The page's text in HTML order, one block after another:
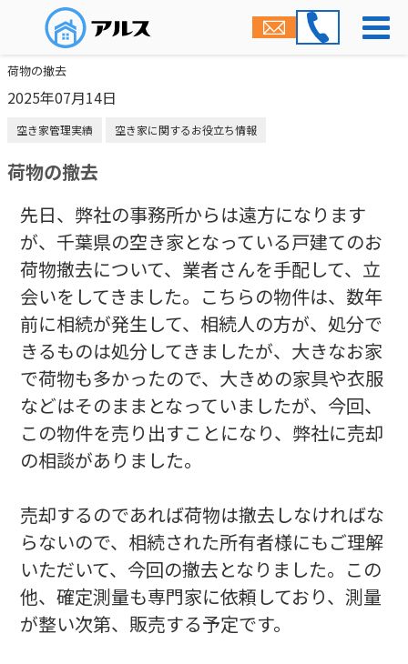
荷物の撤去
2025年07月14日
空き家管理実績 空き家に関するお役立ち情報
荷物の撤去
先日、弊社の事務所からは遠方になります
が、千葉県の空き家となっている戸建てのお
荷物撤去について、業者さんを手配して、立
会いをしてきました。こちらの物件は、数年
前に相続が発生して、相続人の方が、処分で
きるものは処分してきましたが、大きなお家
で荷物も多かったので、大きめの家具や衣服
などはそのままとなっていましたが、今回、
この物件を売り出すことになり、弊社に売却
の相談がありました。
売却するのであれば荷物は撤去しなければな
らないので、相続された所有者様にもご理解
いただいて、今回の撤去となりました。この
他、確定測量も専門家に依頼しており、測量
が整い次第、販売する予定です。